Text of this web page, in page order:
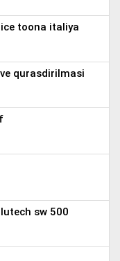
toona italiya
qurasdirilmasi